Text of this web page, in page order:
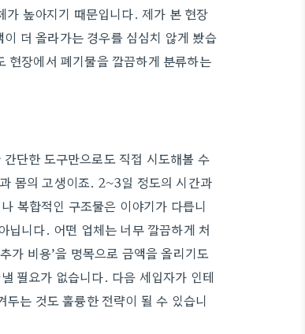
높아지기 때문입니다. 제가 본 현장
더 올라가는 경우를 심심치 않게 봤습
현장에서 폐기물을 깔끔하게 분류하는
단한 도구만으로도 직접 시도해볼 수
몸의 고생이죠. 2~3일 정도의 시간과
복합적인 구조물은 이야기가 다릅니
닙니다. 어떤 업체는 너무 깔끔하게 처
가 비용’을 명목으로 금액을 올리기도
필요가 없습니다. 다음 세입자가 인테
는 것도 훌륭한 전략이 될 수 있습니